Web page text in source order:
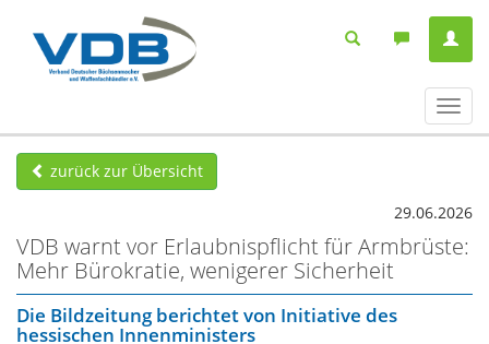
ein-/
zurück zur Übersicht
29.06.2026
VDB warnt vor Erlaubnispflicht für Armbrüste:
Mehr Bürokratie, wenigerer Sicherheit
Die Bildzeitung berichtet von Initiative des
hessischen Innenministers